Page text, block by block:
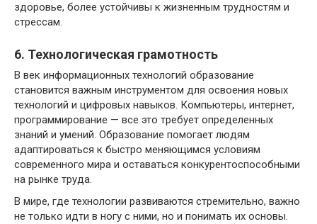
здоровье, более устойчивы к жизненным трудностям и
стрессам.
6. Технологическая грамотность
В век информационных технологий образование
становится важным инструментом для освоения новых
технологий и цифровых навыков. Компьютеры, интернет,
программирование — все это требует определенных
знаний и умений. Образование помогает людям
адаптироваться к быстро меняющимся условиям
современного мира и оставаться конкурентоспособными
на рынке труда.
В мире, где технологии развиваются стремительно, важно
не только идти в ногу с ними, но и понимать их основы.